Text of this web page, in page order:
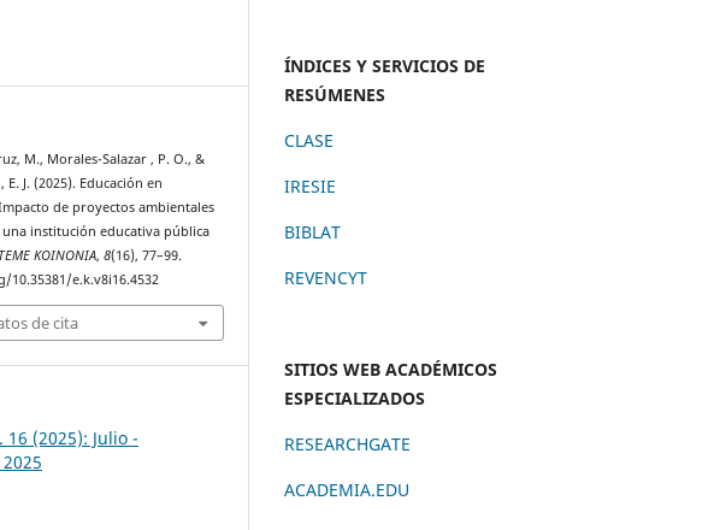
M., Morales-Salazar , P. O., &
E. J. (2025). Educación en
de proyectos ambientales
institución educativa pública
KOINONIA,8(16), 77–99.
e.k.v8i16.4532
de cita
16 (2025): Julio -
ÍNDICES Y SERVICIOS DE
RESÚMENES
CLASE
IRESIE
BIBLAT
REVENCYT
SITIOS WEB ACADÉMICOS
ESPECIALIZADOS
RESEARCHGATE
ACADEMIA.EDU